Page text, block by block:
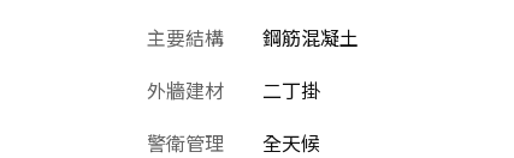
主要結構
鋼筋混凝土
外牆建材
二丁掛
警衛管理
全天候